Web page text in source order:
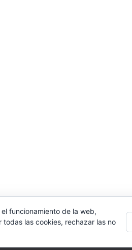
funcionamiento de la web,
las cookies, rechazar las no